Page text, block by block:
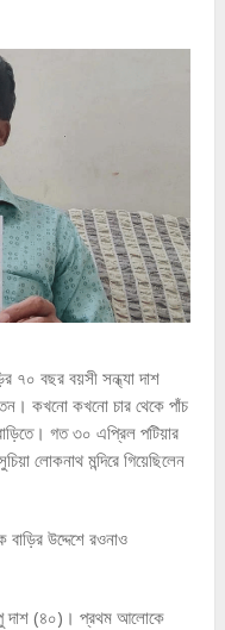
৭০ বছর বয়সী সন্ধ্যা দাশ
কখনো কখনো চার থেকে পাঁচ
গত ৩০ এপ্রিল পটিয়ার
লোকনাথ মন্দিরে গিয়েছিলেন
উদ্দেশে রওনাও
দাশ (৪০)। প্রথম আলোকে